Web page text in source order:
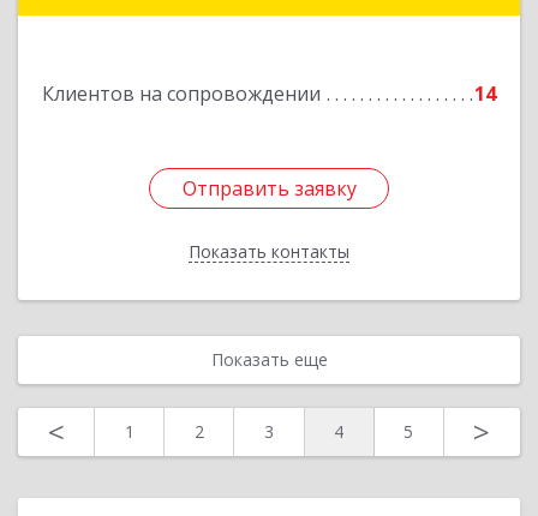
Клиентов на сопровождении 14
Отправить заявку
Показать контакты
Отправить заявку
Назад
Показать еще
< 1 2 3 4 5 >